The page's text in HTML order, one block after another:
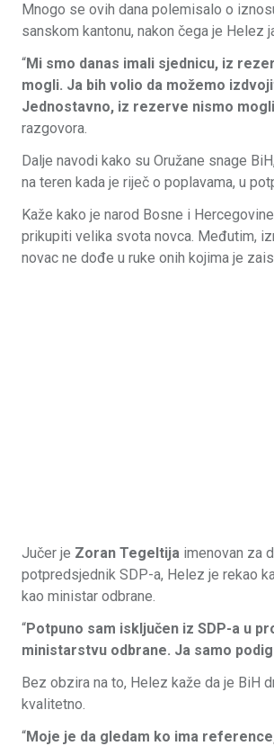
Mnogo se ovih dana polemisalo o
sanskom kantonu, nakon čega je
“Mi smo danas imali sjednicu, iz
mogli. Ja bih volio da možemo
Jednostavno, iz rezerve nismo
razgovora.
Dalje navodi kako su Oružane snage
na teren kada je riječ o poplavama, u
Kaže kako je narod Bosne i
prikupiti velika svota novca. Međutim,
novac ne dođe u ruke onih kojima je
Jučer je Zoran Tegeltija imenovan za
potpredsjednik SDP-a, Helez je rekao
kao ministar odbrane.
“Potpuno sam isključen iz SDP-a u
ministarstvu odbrane. Ja samo
Bez obzira na to, Helez kaže da je BiH
kvalitetno.
“Moje je da gledam ko ima